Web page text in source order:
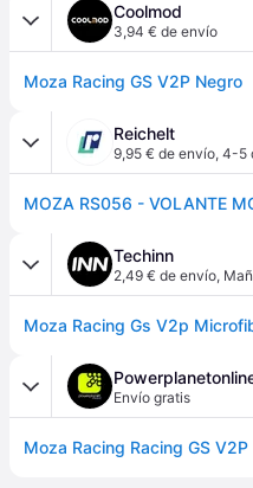
Coolmod
3,94 € de envío
Moza Racing GS V2P Negro
Reichelt
9,95 € de envío, 4-5
Techinn
2,49 € de envío,
Envío gratis